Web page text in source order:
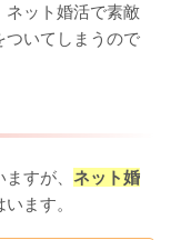
ネット婚活で素敵
ついてしまうので
すが、 ネット婚
ます。